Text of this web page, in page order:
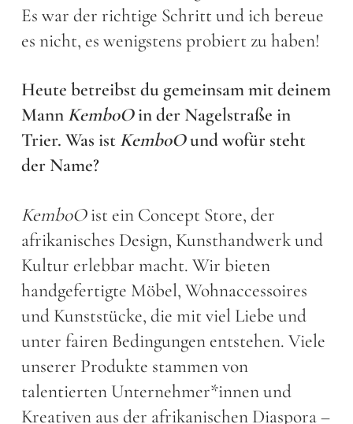
Es war der richtige Schritt und ich bereue
es nicht, es wenigstens probiert zu haben!
Heute betreibst du gemeinsam mit deinem
Mann KemboOin der Nagelstraße in
Trier. Was ist KemboOund wofür steht
der Name?
KemboOist ein Concept Store, der
afrikanisches Design, Kunsthandwerk und
Kultur erlebbar macht. Wir bieten
handgefertigte Möbel, Wohnaccessoires
und Kunststücke, die mit viel Liebe und
unter fairen Bedingungen entstehen. Viele
unserer Produkte stammen von
talentierten Unternehmer*innen und
Kreativen aus der afrikanischen Diaspora –